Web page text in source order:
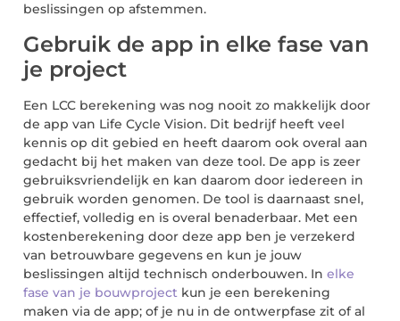
beslissingen op afstemmen.
Gebruik de app in elke fase van
je project
Een LCC berekening was nog nooit zo makkelijk door
de app van Life Cycle Vision. Dit bedrijf heeft veel
kennis op dit gebied en heeft daarom ook overal aan
gedacht bij het maken van deze tool. De app is zeer
gebruiksvriendelijk en kan daarom door iedereen in
gebruik worden genomen. De tool is daarnaast snel,
effectief, volledig en is overal benaderbaar. Met een
kostenberekening door deze app ben je verzekerd
van betrouwbare gegevens en kun je jouw
beslissingen altijd technisch onderbouwen. In elke
fase van je bouwproject kun je een berekening
maken via de app; of je nu in de ontwerpfase zit of al